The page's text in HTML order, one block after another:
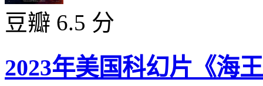
豆瓣 6.5 分
2023年美国科幻片《海